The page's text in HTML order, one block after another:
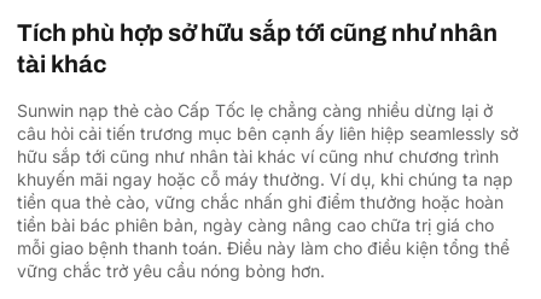
Tích phù hợp sở hữu sắp tới cũng như nhân
tài khác
Sunwin nạp thẻ cào Cấp Tốc lẹ chẳng càng nhiều dừng lại ở
câu hỏi cải tiến trương mục bên cạnh ấy liên hiệp seamlessly sở
hữu sắp tới cũng như nhân tài khác ví cũng như chương trình
khuyến mãi ngay hoặc cỗ máy thưởng. Ví dụ, khi chúng ta nạp
tiền qua thẻ cào, vững chắc nhấn ghi điểm thưởng hoặc hoàn
tiền bài bác phiên bản, ngày càng nâng cao chữa trị giá cho
mỗi giao bệnh thanh toán. Điều này làm cho điều kiện tổng thể
vững chắc trở yêu cầu nóng bỏng hơn.